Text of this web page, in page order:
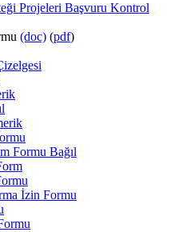
Projeleri Başvuru Kontrol
(doc) (pdf)
Formu Bağıl
İzin Formu